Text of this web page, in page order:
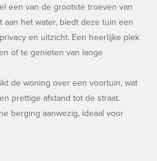
een van de grootste troeven van
het water, biedt deze tuin een
en uitzicht. Een heerlijke plek
of te genieten van lange
de woning over een voortuin, wat
prettige afstand tot de straat.
berging aanwezig, ideaal voor